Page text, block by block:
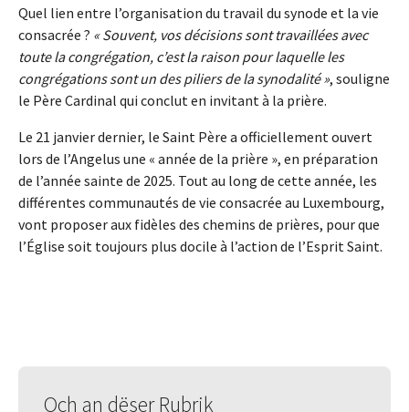
Quel lien entre l’organisation du travail du synode et la vie
consacrée ? « Souvent, vos décisions sont travaillées avec
toute la congrégation, c’est la raison pour laquelle les
congrégations sont un des piliers de la synodalité », souligne
le Père Cardinal qui conclut en invitant à la prière.
Le 21 janvier dernier, le Saint Père a officiellement ouvert
lors de l’Angelus une « année de la prière », en préparation
de l’année sainte de 2025. Tout au long de cette année, les
différentes communautés de vie consacrée au Luxembourg,
vont proposer aux fidèles des chemins de prières, pour que
l’Église soit toujours plus docile à l’action de l’Esprit Saint.
Och an dëser Rubrik